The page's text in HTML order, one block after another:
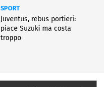
SPORT
Juventus, rebus portieri:
piace Suzuki ma costa
troppo